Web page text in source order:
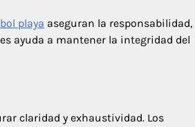
playa aseguran la responsabilidad,
ayuda a mantener la integridad del
claridad y exhaustividad. Los